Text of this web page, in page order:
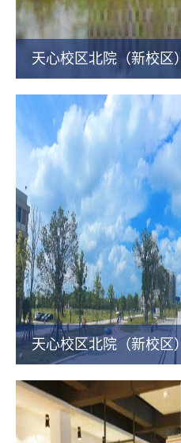
天心校区北院（新校区）
天心校区北院（新校区）